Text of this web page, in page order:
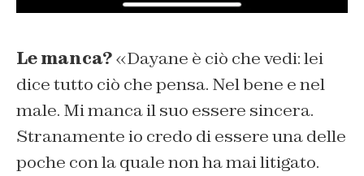
Le manca?«Dayane è ciò che vedi: lei
dice tutto ciò che pensa. Nel bene e nel
male. Mi manca il suo essere sincera.
Stranamente io credo di essere una delle
poche con la quale non ha mai litigato.